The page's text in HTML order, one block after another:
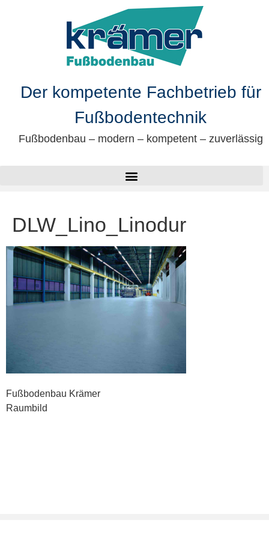
Der kompetente Fachbetrieb für
Fußbodentechnik
Fußbodenbau – modern – kompetent – zuverlässig
DLW_Lino_Linodur
Fußbodenbau Krämer
Raumbild